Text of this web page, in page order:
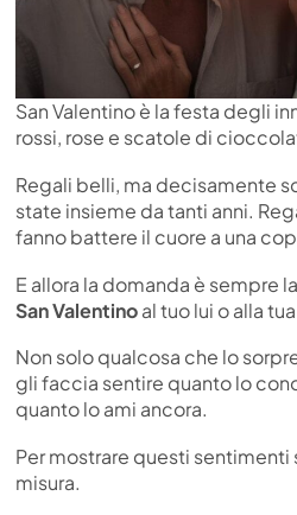
San Valentino è la festa degli
rossi, rose e scatole di
Regali belli, ma decisamente
state insieme da tanti anni.
fanno battere il cuore a una
E allora la domanda è sempre
San Valentinoal tuo lui o alla
Non solo qualcosa che lo
gli faccia sentire quanto lo
quanto lo ami ancora.
Per mostrare questi sentimenti
misura.